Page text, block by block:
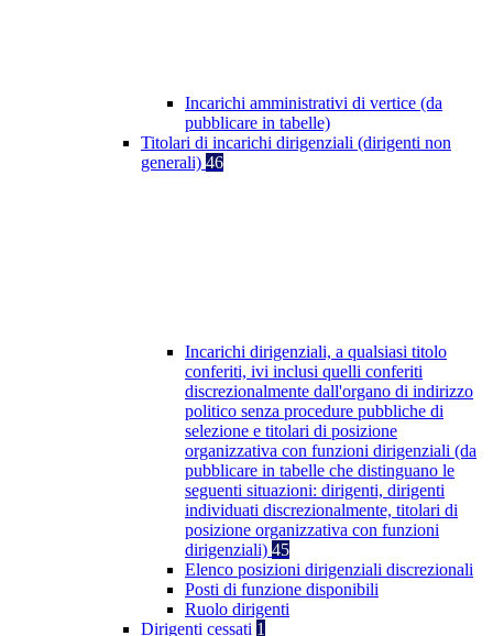
Incarichi amministrativi di vertice (da
pubblicare in tabelle)
Titolari di incarichi dirigenziali (dirigenti non
generali) 46
Incarichi dirigenziali, a qualsiasi titolo
conferiti, ivi inclusi quelli conferiti
discrezionalmente dall'organo di indirizzo
politico senza procedure pubbliche di
selezione e titolari di posizione
organizzativa con funzioni dirigenziali (da
pubblicare in tabelle che distinguano le
seguenti situazioni: dirigenti, dirigenti
individuati discrezionalmente, titolari di
posizione organizzativa con funzioni
dirigenziali) 45
Elenco posizioni dirigenziali discrezionali
Posti di funzione disponibili
Ruolo dirigenti
Dirigenti cessati 1